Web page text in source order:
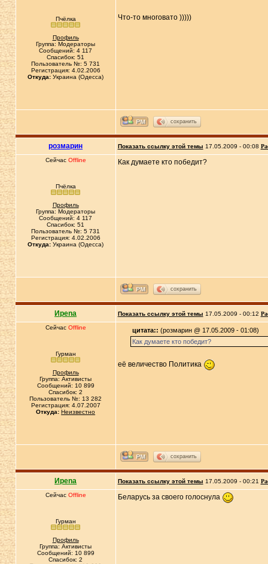
Пчёлка
Профиль
Группа: Модераторы
Сообщений: 4 117
Спасибок: 51
Пользователь №: 5 731
Регистрация: 4.02.2006
Откуда: Украина (Одесса)
Что-то многовато )))))
сохранить
розмарин Показать ссылку этой темы 17.05.2009 - 00:08
Сейчас Offline
Пчёлка
Профиль
Группа: Модераторы
Сообщений: 4 117
Спасибок: 51
Пользователь №: 5 731
Регистрация: 4.02.2006
Откуда: Украина (Одесса)
Как думаете кто победит?
сохранить
Иpena Показать ссылку этой темы 17.05.2009 - 00:12
Сейчас Offline
Гурман
Профиль
Группа: Активисты
Сообщений: 10 899
Спасибок: 2
Пользователь №: 13 282
Регистрация: 4.07.2007
Откуда: Неизвестно
цитата:: (розмарин @ 17.05.2009 - 01:08)
Как думаете кто победит?
её величество Политика
сохранить
Иpena Показать ссылку этой темы 17.05.2009 - 00:21
Сейчас Offline
Гурман
Профиль
Группа: Активисты
Сообщений: 10 899
Спасибок: 2
Беларусь за своего голоснула